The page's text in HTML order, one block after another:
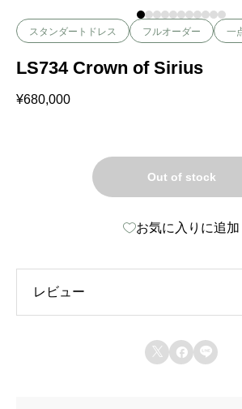
スタンダートドレス フルオーダー 一
LS734 Crown of Sirius
¥680,000
Out of stock
お気に入りに追加
レビュー
レビュー投稿には、会員登録が
会員登録する
  